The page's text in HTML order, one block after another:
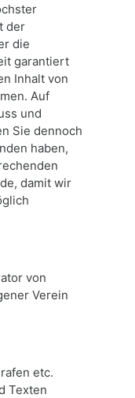
der
die
garantiert
Inhalt von
Auf
und
Sie dennoch
haben,
damit wir
von
Verein
etc.
Texten